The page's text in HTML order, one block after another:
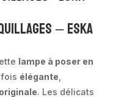
– ESKA
lampe à poser en
fois élégante
originale. Les délicats